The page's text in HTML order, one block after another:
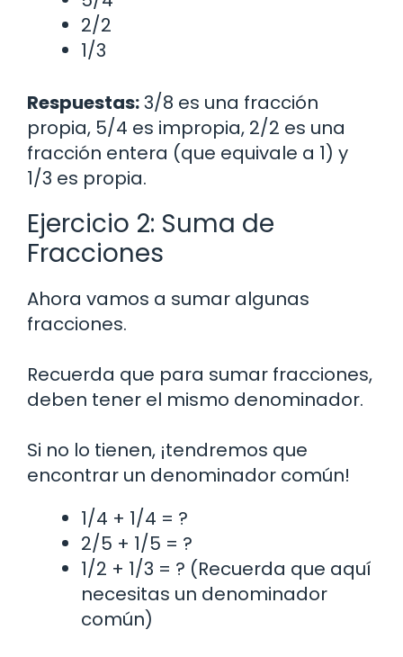
2/2
1/3
Respuestas:3/8 es una fracción
propia, 5/4 es impropia, 2/2 es una
fracción entera (que equivale a 1) y
1/3 es propia.
Ejercicio 2: Suma de
Fracciones
Ahora vamos a sumar algunas
fracciones.
Recuerda que para sumar fracciones,
deben tener el mismo denominador.
Si no lo tienen, ¡tendremos que
encontrar un denominador común!
1/4 + 1/4 = ?
2/5 + 1/5 = ?
1/2 + 1/3 = ? (Recuerda que aquí
necesitas un denominador
común)